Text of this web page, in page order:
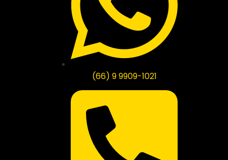
(66) 9 9909-1021